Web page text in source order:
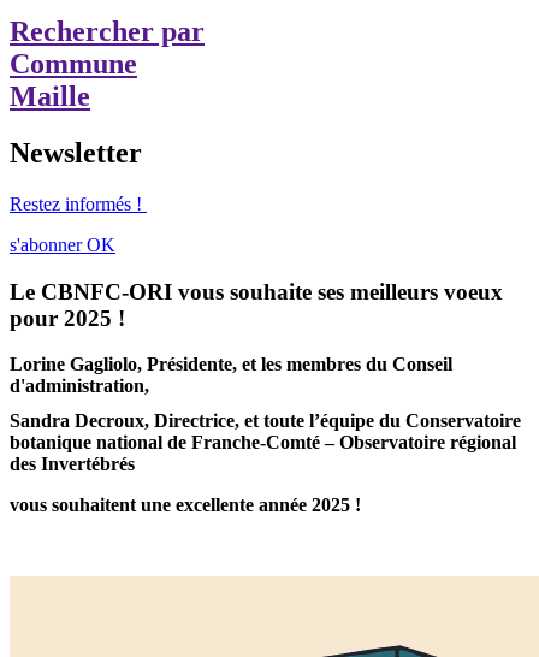
Rechercher par
Commune
Maille
Newsletter
Restez informés !
s'abonner OK
Le CBNFC-ORI vous souhaite ses meilleurs voeux
pour 2025 !
Lorine Gagliolo, Présidente, et les membres du Conseil
d'administration,
Sandra Decroux, Directrice, et toute l’équipe du Conservatoire
botanique national de Franche-Comté – Observatoire régional
des Invertébrés
vous souhaitent une excellente année 2025 !